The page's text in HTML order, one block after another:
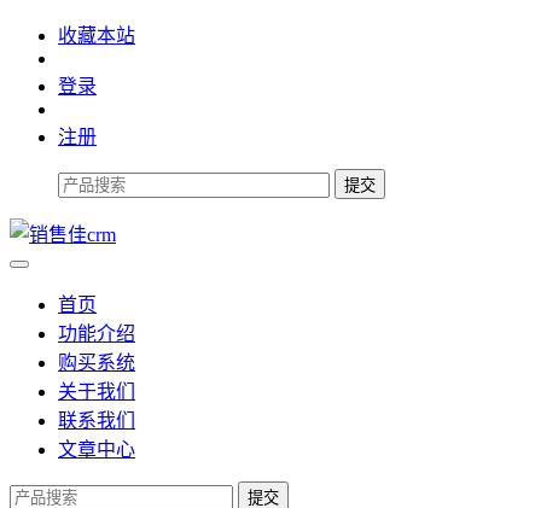
收藏本站
登录
注册
首页
功能介绍
购买系统
关于我们
联系我们
文章中心
提交